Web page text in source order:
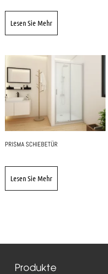
Lesen Sie Mehr
PRISMA SCHIEBETÜR
Lesen Sie Mehr
Produkte